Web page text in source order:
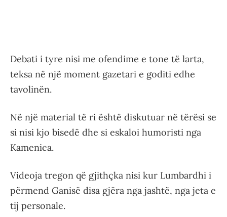
Debati i tyre nisi me ofendime e tone të larta,
teksa në një moment gazetari e goditi edhe
tavolinën.
Në një material të ri është diskutuar në tërësi se
si nisi kjo bisedë dhe si eskaloi humoristi nga
Kamenica.
Videoja tregon që gjithçka nisi kur Lumbardhi i
përmend Ganisë disa gjëra nga jashtë, nga jeta e
tij personale.